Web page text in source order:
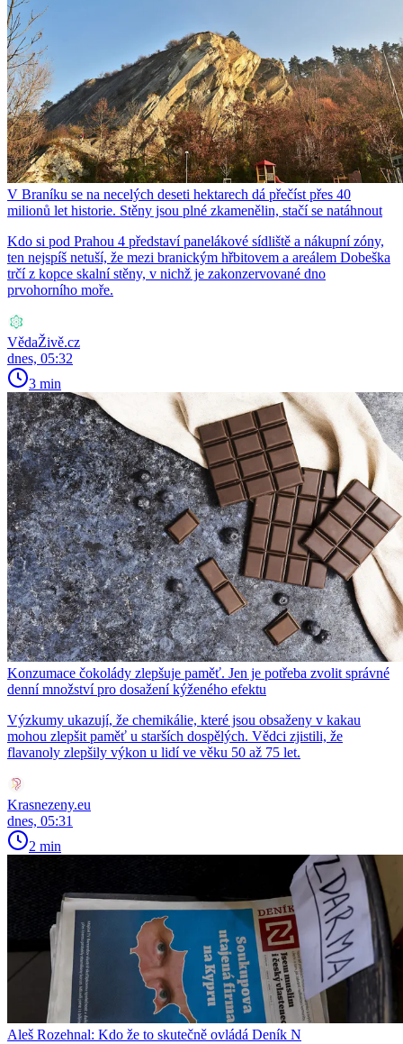
V Braníku se na necelých deseti hektarech dá přečíst přes 40
milionů let historie. Stěny jsou plné zkamenělin, stačí se natáhnout
Kdo si pod Prahou 4 představí panelákové sídliště a nákupní zóny,
ten nejspíš netuší, že mezi branickým hřbitovem a areálem Dobeška
trčí z kopce skalní stěny, v nichž je zakonzervované dno
prvohorního moře.
VědaŽivě.cz
dnes, 05:32
3 min
Konzumace čokolády zlepšuje paměť. Jen je potřeba zvolit správné
denní množství pro dosažení kýženého efektu
Výzkumy ukazují, že chemikálie, které jsou obsaženy v kakau
mohou zlepšit paměť u starších dospělých. Vědci zjistili, že
flavanoly zlepšily výkon u lidí ve věku 50 až 75 let.
Krasnezeny.eu
dnes, 05:31
2 min
Aleš Rozehnal: Kdo že to skutečně ovládá Deník N